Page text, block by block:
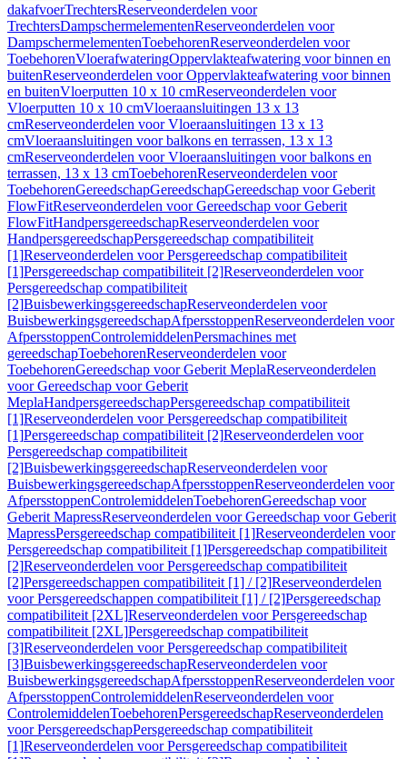
dakafvoerTrechtersReserveonderdelen voor
TrechtersDampschermelementenReserveonderdelen voor
DampschermelementenToebehorenReserveonderdelen voor
ToebehorenVloerafwateringOppervlakteafwatering voor binnen en
buitenReserveonderdelen voor Oppervlakteafwatering voor binnen
en buitenVloerputten 10 x 10 cmReserveonderdelen voor
Vloerputten 10 x 10 cmVloeraansluitingen 13 x 13
cmReserveonderdelen voor Vloeraansluitingen 13 x 13
cmVloeraansluitingen voor balkons en terrassen, 13 x 13
cmReserveonderdelen voor Vloeraansluitingen voor balkons en
terrassen, 13 x 13 cmToebehorenReserveonderdelen voor
ToebehorenGereedschapGereedschapGereedschap voor Geberit
FlowFitReserveonderdelen voor Gereedschap voor Geberit
FlowFitHandpersgereedschapReserveonderdelen voor
HandpersgereedschapPersgereedschap compatibiliteit
[1]Reserveonderdelen voor Persgereedschap compatibiliteit
[1]Persgereedschap compatibiliteit [2]Reserveonderdelen voor
Persgereedschap compatibiliteit
[2]BuisbewerkingsgereedschapReserveonderdelen voor
BuisbewerkingsgereedschapAfpersstoppenReserveonderdelen voor
AfpersstoppenControlemiddelenPersmachines met
gereedschapToebehorenReserveonderdelen voor
ToebehorenGereedschap voor Geberit MeplaReserveonderdelen
voor Gereedschap voor Geberit
MeplaHandpersgereedschapPersgereedschap compatibiliteit
[1]Reserveonderdelen voor Persgereedschap compatibiliteit
[1]Persgereedschap compatibiliteit [2]Reserveonderdelen voor
Persgereedschap compatibiliteit
[2]BuisbewerkingsgereedschapReserveonderdelen voor
BuisbewerkingsgereedschapAfpersstoppenReserveonderdelen voor
AfpersstoppenControlemiddelenToebehorenGereedschap voor
Geberit MapressReserveonderdelen voor Gereedschap voor Geberit
MapressPersgereedschap compatibiliteit [1]Reserveonderdelen voor
Persgereedschap compatibiliteit [1]Persgereedschap compatibiliteit
[2]Reserveonderdelen voor Persgereedschap compatibiliteit
[2]Persgereedschappen compatibiliteit [1] / [2]Reserveonderdelen
voor Persgereedschappen compatibiliteit [1] / [2]Persgereedschap
compatibiliteit [2XL]Reserveonderdelen voor Persgereedschap
compatibiliteit [2XL]Persgereedschap compatibiliteit
[3]Reserveonderdelen voor Persgereedschap compatibiliteit
[3]BuisbewerkingsgereedschapReserveonderdelen voor
BuisbewerkingsgereedschapAfpersstoppenReserveonderdelen voor
AfpersstoppenControlemiddelenReserveonderdelen voor
ControlemiddelenToebehorenPersgereedschapReserveonderdelen
voor PersgereedschapPersgereedschap compatibiliteit
[1]Reserveonderdelen voor Persgereedschap compatibiliteit